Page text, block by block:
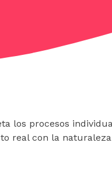
los procesos
real con la